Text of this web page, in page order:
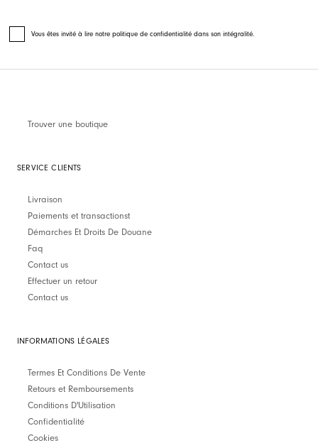
Vous êtes invité à lire notre politique de confidentialité dans son intégralité.
Trouver une boutique
SERVICE CLIENTS
Livraison
Paiements et transactionst
Démarches Et Droits De Douane
Faq
Contact us
Effectuer un retour
Contact us
INFORMATIONS LÉGALES
Termes Et Conditions De Vente
Retours et Remboursements
Conditions D'Utilisation
Confidentialité
Cookies